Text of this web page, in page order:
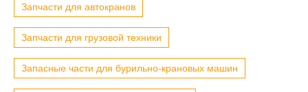
Запчасти для автокранов
Запчасти для грузовой техники
Запасные части для бурильно-крановых машин